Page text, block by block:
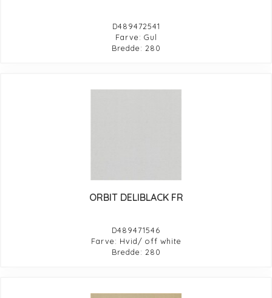
D489472541
Farve: Gul
Bredde: 280
ORBIT DELIBLACK FR
D489471546
Farve: Hvid/ off white
Bredde: 280